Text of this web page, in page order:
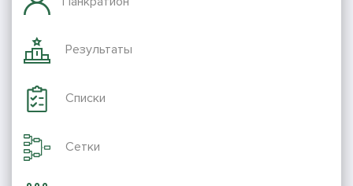
Результаты
Списки
Сетки